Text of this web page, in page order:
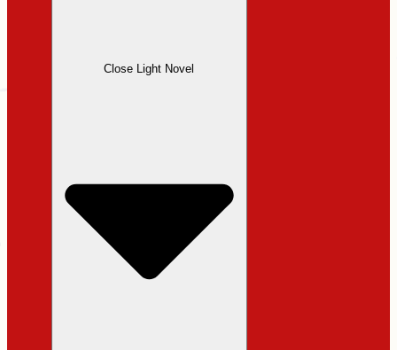
Close Light Novel